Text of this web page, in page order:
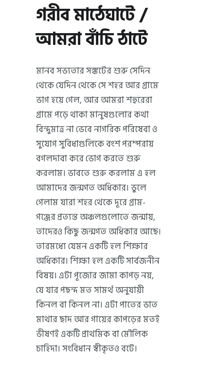
গরীব মাঠেঘাটে /
আমরা বাঁচি ঠাটে
মানব সভ্যতার সঙ্কটের শুরু সেদিন
থেকে যেদিন থেকে সে শহর আর গ্রামে
ভাগ হয়ে গেল, আর আমরা শহুরেরা
গ্রামে পড়ে থাকা মানুষগুলোর কথা
বিন্দুমাত্র না ভেবে নাগরিক পরিষেবা ও
সুযোগ সুবিধাগুলিকে বংশ পরম্পরায়
বগলদাবা করে ভোগ করতে শুরু
করলাম। ভাবতে শুরু করলাম এ হল
আমাদের জন্মগত অধিকার। ভুলে
গেলাম যারা শহর থেকে দূরে গ্রাম-
গঞ্জের প্রত্যন্ত অঞ্চলগুলোতে জন্মায়,
তাদেরও কিছু জন্মগত অধিকার আছে।
তারমধ্যে যেমন একটি হল শিক্ষার
অধিকার। শিক্ষা হল একটি সার্বজনীন
বিষয়। এটা পূজোর জামা কাপড় নয়,
যে যার পছন্দ মত সামর্থ অনুযায়ী
কিনল বা কিনল না। এটা পাতের ভাত
মাথার ছাদ আর গায়ের কাপড়ের মতই
ভীষণই একটি প্রাথমিক বা মৌলিক
চাহিদা। সংবিধান স্বীকৃতও বটে।